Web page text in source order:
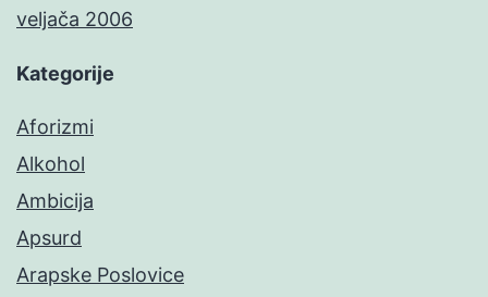
veljača 2006
Kategorije
Aforizmi
Alkohol
Ambicija
Apsurd
Arapske Poslovice